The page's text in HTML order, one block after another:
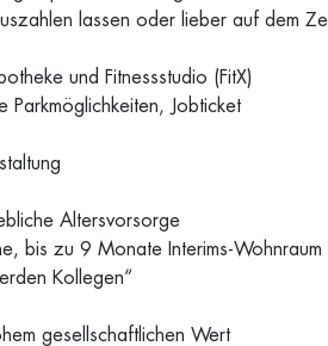
lassen oder lieber auf dem
und Fitnessstudio (FitX)
Parkmöglichkeiten, Jobticket
Altersvorsorge
bis zu 9 Monate Interims-
Kollegen“
gesellschaftlichen Wert